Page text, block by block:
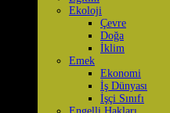
Ekoloji
Çevre
Doğa
İklim
Emek
Ekonomi
İş Dünyası
İşçi Sınıfı